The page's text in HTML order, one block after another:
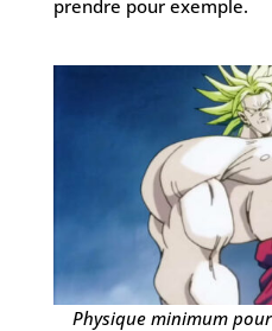
prendre pour exemple.
Physique minimum